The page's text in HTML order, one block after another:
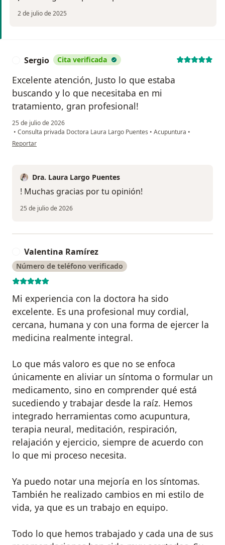
2 de julio de 2025
Sergio Cita verificada
Excelente atención, Justo lo que estaba
buscando y lo que necesitaba en mi
tratamiento, gran profesional!
25 de julio de 2026
• Consulta privada Doctora Laura Largo Puentes • Acupuntura •
en opinión del usuario Sergio
Reportar
Dra. Laura Largo Puentes
! Muchas gracias por tu opinión!
25 de julio de 2026
Valentina Ramírez
Número de teléfono verificado
Mi experiencia con la doctora ha sido
excelente. Es una profesional muy cordial,
cercana, humana y con una forma de ejercer la
medicina realmente integral.
Lo que más valoro es que no se enfoca
únicamente en aliviar un síntoma o formular un
medicamento, sino en comprender qué está
sucediendo y trabajar desde la raíz. Hemos
integrado herramientas como acupuntura,
terapia neural, meditación, respiración,
relajación y ejercicio, siempre de acuerdo con
lo que mi proceso necesita.
Ya puedo notar una mejoría en los síntomas.
También he realizado cambios en mi estilo de
vida, ya que es un trabajo en equipo.
Todo lo que hemos trabajado y cada una de sus